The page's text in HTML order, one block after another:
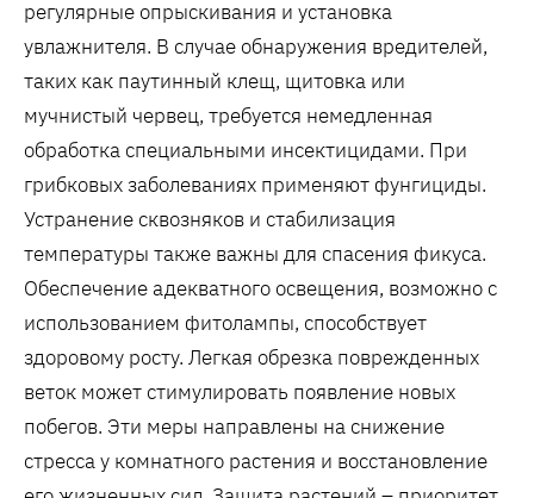
регулярные опрыскивания и установка
увлажнителя. В случае обнаружения вредителей,
таких как паутинный клещ, щитовка или
мучнистый червец, требуется немедленная
обработка специальными инсектицидами. При
грибковых заболеваниях применяют фунгициды.
Устранение сквозняков и стабилизация
температуры также важны для спасения фикуса.
Обеспечение адекватного освещения, возможно с
использованием фитолампы, способствует
здоровому росту. Легкая обрезка поврежденных
веток может стимулировать появление новых
побегов. Эти меры направлены на снижение
стресса у комнатного растения и восстановление